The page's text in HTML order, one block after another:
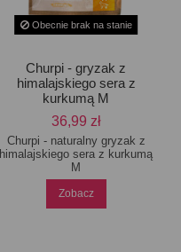
Obecnie brak na stanie
Churpi - gryzak z
himalajskiego sera z
kurkumą M
36,99 zł
Churpi - naturalny gryzak z
himalajskiego sera z kurkumą
M
Zobacz